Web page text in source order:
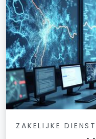
ZAKELIJKE